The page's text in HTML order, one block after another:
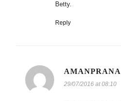
Betty.
Reply
AMANPRANA
29/07/2016 at 08:10